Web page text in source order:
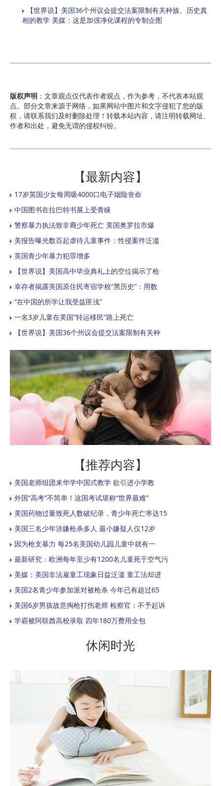
【世界说】美国36个州议会提交法案限制有关种族、历史真
相的教学 美媒：这是加强净化课程的专制企图
版权声明 ：文章观点仅代表作者观点，作为参考，不代表本站观
点。部分文章来源于网络，如果网站中图片和文字侵犯了您的版
权，请联系我们及时删除处理！转载本站内容，请注明转载网址、
作者和出处，避免无谓的侵权纠纷。
【最新内容】
17岁英国少女每周吸4000口电子烟险丧命
中国图书在拉巴特书展上受青睐
警察暴力执法致非裔少年死亡 美国奥罗拉市爆
美报告曝光数百起虐待儿童事件：性侵案件泛滥
英国青少年暴力犯罪增多
【世界说】美国高中毕业典礼上的空位揭示了枪
幸存者揭露美国原住民寄宿学校“黑历史”：用数
“在中国的所学让我受益匪浅”
一名3岁儿童在美国“转运移民”路上死亡
【世界说】美国36个州议会提交法案限制有关种
【推荐内容】
美国老师组团来华学中国式教学 欲引进小学教
外国“高考”不简单！这国考试堪称“世界最难”
美国药物过量致死人数破纪录，青少年死亡率达15
美国三名少年涉嫌枪杀多人 最小嫌疑人仅12岁
因为枪支暴力 每25名美国幼儿园儿童中就有一
最新研究：欧洲每年至少有1200名儿童死于空气污
美媒：美国非法雇童工现象日益泛滥 童工法却进
美国2名青少年参加派对被枪杀 今年已有超过65
美国6岁男孩故意掏枪打伤老师 检察官：不予起诉
学霸被阿联酋高校录取 四年180万费用全包
休闲时光